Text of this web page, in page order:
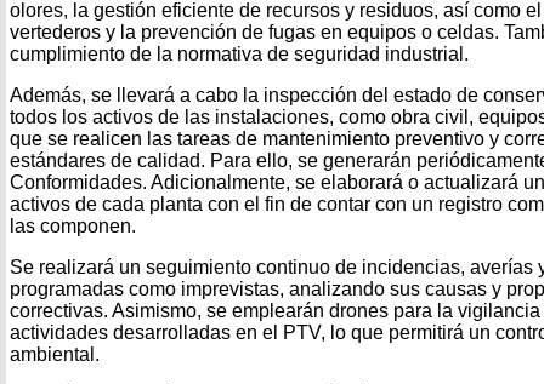
olores, la gestión eficiente de recursos y residuos, así como
vertederos y la prevención de fugas en equipos o celdas.
cumplimiento de la normativa de seguridad industrial.
Además, se llevará a cabo la inspección del estado de
todos los activos de las instalaciones, como obra civil,
que se realicen las tareas de mantenimiento preventivo y
estándares de calidad. Para ello, se generarán
Conformidades. Adicionalmente, se elaborará o actualizará
activos de cada planta con el fin de contar con un registro
las componen.
Se realizará un seguimiento continuo de incidencias, averías
programadas como imprevistas, analizando sus causas y
correctivas. Asimismo, se emplearán drones para la
actividades desarrolladas en el PTV, lo que permitirá un
ambiental.